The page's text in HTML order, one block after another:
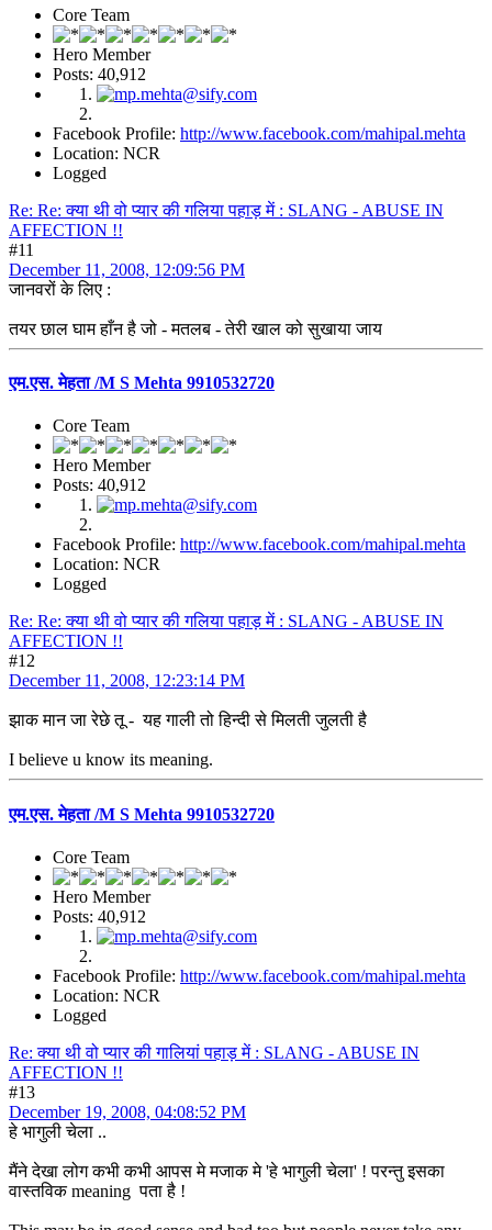
Core Team
Hero Member
Posts: 40,912
Facebook Profile: http://www.facebook.com/mahipal.mehta
Location: NCR
Logged
Re: Re: क्या थी वो प्यार की गलिया पहाड़ में : SLANG - ABUSE IN
AFFECTION !!
#11
December 11, 2008, 12:09:56 PM
जानवरों के लिए :
तयर छाल घाम हाँन है जो - मतलब - तेरी खाल को सुखाया जाय
एम.एस. मेहता /M S Mehta 9910532720
Core Team
Hero Member
Posts: 40,912
Facebook Profile: http://www.facebook.com/mahipal.mehta
Location: NCR
Logged
Re: Re: क्या थी वो प्यार की गलिया पहाड़ में : SLANG - ABUSE IN
AFFECTION !!
#12
December 11, 2008, 12:23:14 PM
झाक मान जा रेछे तू - यह गाली तो हिन्दी से मिलती जुलती है
I believe u know its meaning.
एम.एस. मेहता /M S Mehta 9910532720
Core Team
Hero Member
Posts: 40,912
Facebook Profile: http://www.facebook.com/mahipal.mehta
Location: NCR
Logged
Re: क्या थी वो प्यार की गालियां पहाड़ में : SLANG - ABUSE IN
AFFECTION !!
#13
December 19, 2008, 04:08:52 PM
हे भागुली चेला ..
मैंने देखा लोग कभी कभी आपस मे मजाक मे 'हे भागुली चेला' ! परन्तु इसका
वास्तविक meaning पता है !